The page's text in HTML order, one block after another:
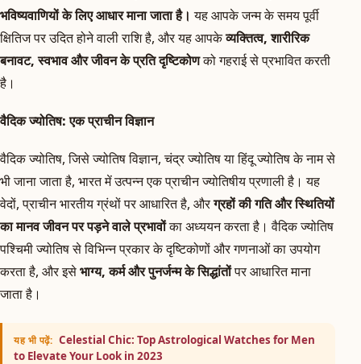
भविष्यवाणियों के लिए आधार माना जाता है। यह आपके जन्म के समय पूर्वी
क्षितिज पर उदित होने वाली राशि है, और यह आपकेव्यक्तित्व, शारीरिक
बनावट, स्वभाव और जीवन के प्रति दृष्टिकोणको गहराई से प्रभावित करती
है।
वैदिक ज्योतिष: एक प्राचीन विज्ञान
वैदिक ज्योतिष, जिसे ज्योतिष विज्ञान, चंद्र ज्योतिष या हिंदू ज्योतिष के नाम से
भी जाना जाता है, भारत में उत्पन्न एक प्राचीन ज्योतिषीय प्रणाली है। यह
वेदों, प्राचीन भारतीय ग्रंथों पर आधारित है, औरग्रहों की गति और स्थितियों
का मानव जीवन पर पड़ने वाले प्रभावोंका अध्ययन करता है। वैदिक ज्योतिष
पश्चिमी ज्योतिष से विभिन्न प्रकार के दृष्टिकोणों और गणनाओं का उपयोग
करता है, और इसेभाग्य, कर्म और पुनर्जन्म के सिद्धांतोंपर आधारित माना
जाता है।
यह भी पढ़ें: Celestial Chic: Top Astrological Watches for Men
to Elevate Your Look in 2023